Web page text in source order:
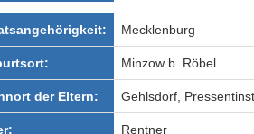
Mecklenburg
Minzow b. Röbel
der Eltern: Gehlsdorf,
Rentner